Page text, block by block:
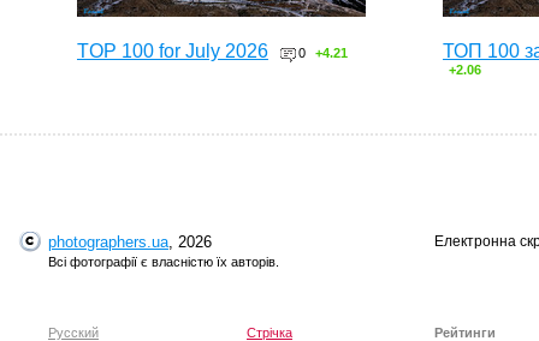
TOP 100 for July 2026 0 +4.21 ТОП 100
+2.06
photographers.ua, 2026
Всі фотографії є власністю їх авторів.
Електронна
Русский
Стрічка
Рейтинги